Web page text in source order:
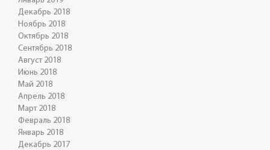
Декабрь 2018
Ноябрь 2018
Октябрь 2018
Сентябрь 2018
Август 2018
Июнь 2018
Май 2018
Апрель 2018
Март 2018
Февраль 2018
Январь 2018
Декабрь 2017